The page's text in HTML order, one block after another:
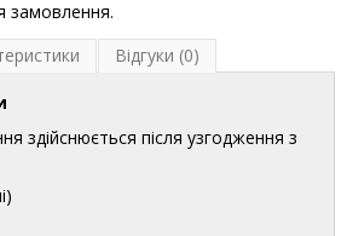
замовлення.
Відгуки (0)
здійснюється після узгодження з